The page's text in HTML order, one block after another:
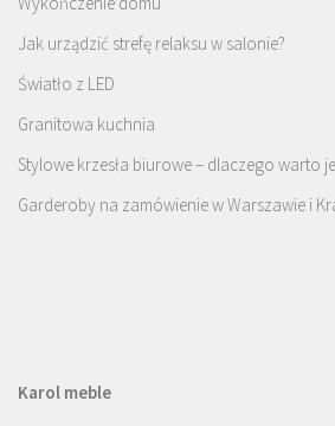
Jak urządzić strefę relaksu w salonie?
Światło z LED
Granitowa kuchnia
Stylowe krzesła biurowe – dlaczego warto
Garderoby na zamówienie w Warszawie i
Karol meble